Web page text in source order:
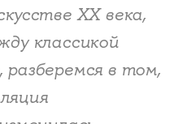
XX века,
классикой
в том,